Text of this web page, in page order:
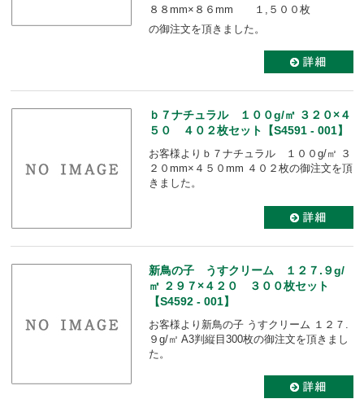
８８mm×８６mm １,５００枚
の御注文を頂きました。
ｂ７ナチュラル １００g/㎡ ３２０×４
５０ ４０２枚セット【S4591 - 001】
お客様よりｂ７ナチュラル １００g/㎡ ３
２０mm×４５０mm ４０２枚の御注文を頂
きました。
新鳥の子 うすクリーム １２７.９g/
㎡ ２９７×４２０ ３００枚セット
【S4592 - 001】
お客様より新鳥の子 うすクリーム １２７.
９g/㎡ A3判縦目300枚の御注文を頂きまし
た。